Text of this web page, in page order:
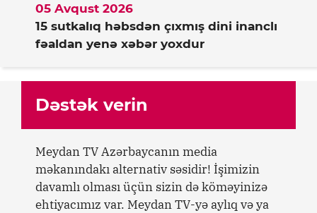
15 sutkalıq həbsdən çıxmış dini inanclı
fəaldan yenə xəbər yoxdur
05 Avqust 2026
Dəstək verin
Meydan TV Azərbaycanın media
məkanındakı alternativ səsidir! İşimizin
davamlı olması üçün sizin də köməyinizə
ehtiyacımız var. Meydan TV-yə aylıq və ya